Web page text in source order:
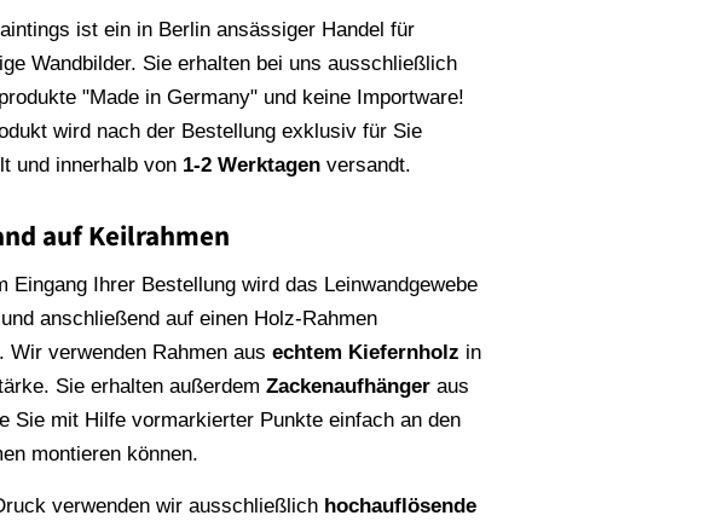
ist ein in Berlin ansässiger Handel für
Wandbilder. Sie erhalten bei uns ausschließlich
"Made in Germany" und keine Importware!
wird nach der Bestellung exklusiv für Sie
und innerhalb von 1-2 Werktagen versandt.
auf Keilrahmen
Eingang Ihrer Bestellung wird das Leinwandgewebe
anschließend auf einen Holz-Rahmen
Wir verwenden Rahmen aus echtem Kiefernholz in
Sie erhalten außerdem Zackenaufhänger aus
Sie mit Hilfe vormarkierter Punkte einfach an den
montieren können.
verwenden wir ausschließlich hochauflösende